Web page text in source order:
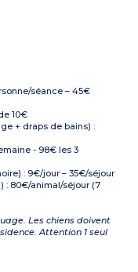
séance – 45€
10€
+ draps de bains) :
- 98€ les 3
: 9€/jour – 35€/séjour
: 80€/animal/séjour (7
Les chiens doivent
Attention 1 seul